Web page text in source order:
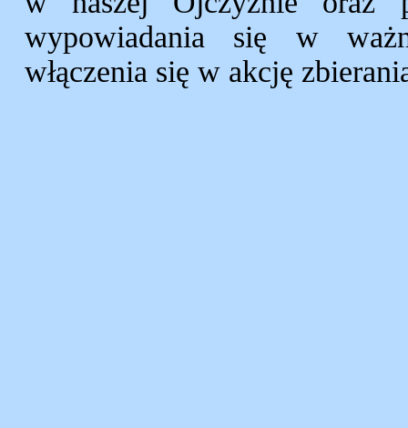
wypowiadania się w
włączenia się w akcję